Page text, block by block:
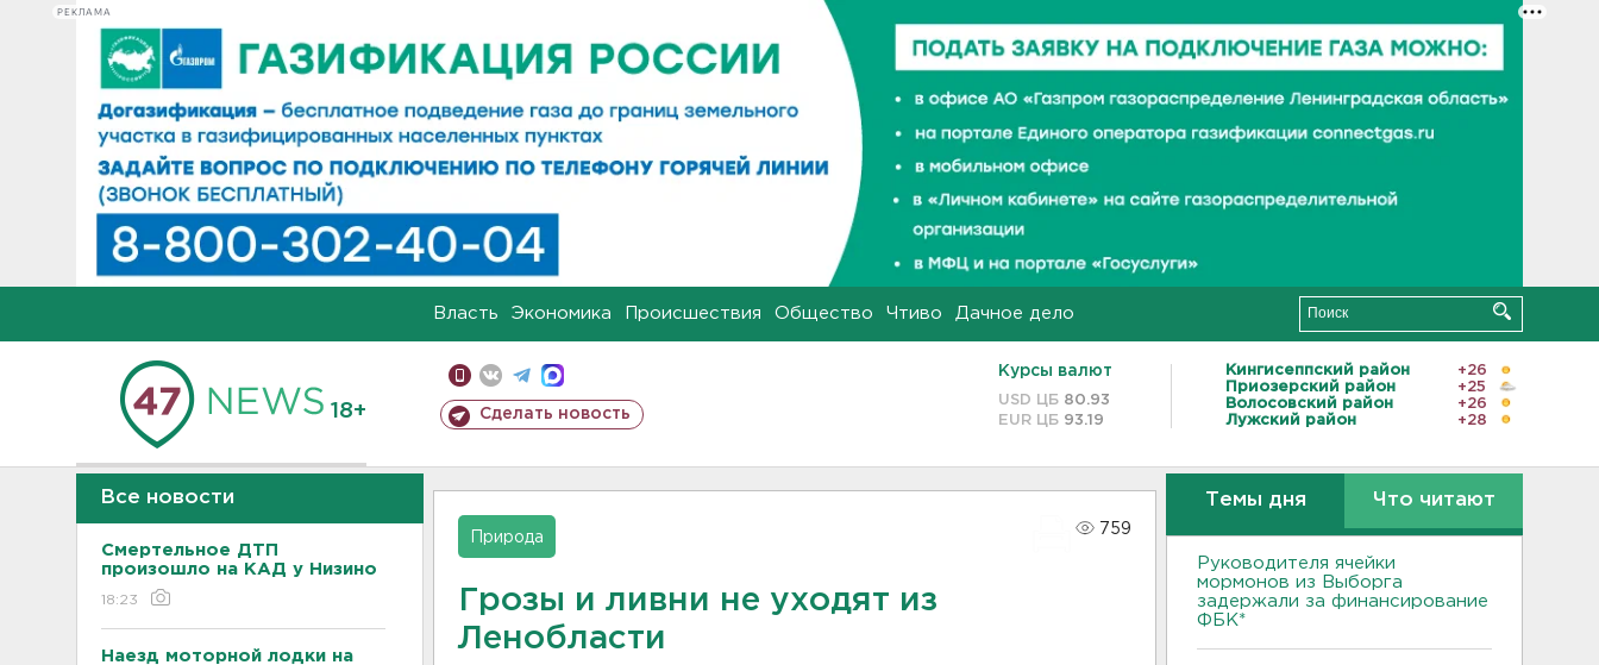
РЕКЛАМА
Власть Экономика Происшествия Общество Чтиво Дачное дело
18+ Сделать новость
Курсы валют
USD ЦБ 80.93
EUR ЦБ 93.19
Кингисеппский район
+26
Приозерский район
+25
Волосовский район
+26
Лужский район
+28
Все новости
Смертельное ДТП
произошло на КАД у Низино
18:23
Наезд моторной лодки на
Природа
759
Грозы и ливни не уходят из
Ленобласти
Темы дня Что читают
Руководителя ячейки
мормонов из Выборга
задержали за финансирование
ФБК*